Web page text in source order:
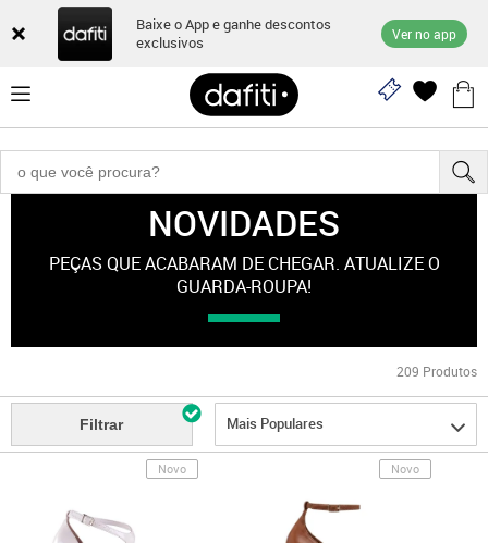
Baixe o App e ganhe descontos
exclusivos
Ver no app
NOVIDADES
PEÇAS QUE ACABARAM DE CHEGAR. ATUALIZE O
GUARDA-ROUPA!
209 Produtos
Filtrar Mais Populares
Novo Novo